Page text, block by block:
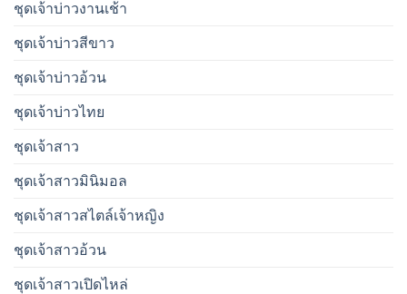
ชุดเจ้าบ่าวงานเช้า
ชุดเจ้าบ่าวสีขาว
ชุดเจ้าบ่าวอ้วน
ชุดเจ้าบ่าวไทย
ชุดเจ้าสาว
ชุดเจ้าสาวมินิมอล
ชุดเจ้าสาวสไตล์เจ้าหญิง
ชุดเจ้าสาวอ้วน
ชุดเจ้าสาวเปิดไหล่